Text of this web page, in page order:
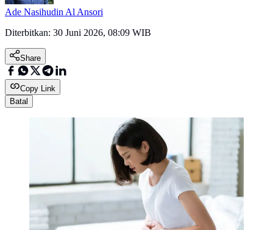
Ade Nasihudin Al Ansori
Diterbitkan: 30 Juni 2026, 08:09 WIB
Share
Copy Link
Batal